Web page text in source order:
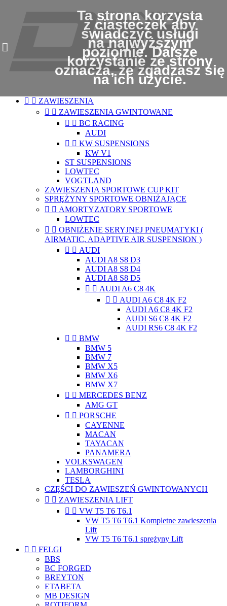
  ZAWIESZENIA
  ZAWIESZENIA GWINTOWANE
  BC RACING
AUDI
  KW SUSPENSIONS
KW V1
ST SUSPENSIONS
LOWTEC
VOGTLAND
ZAWIESZENIA SPORTOWE CUP KIT
SPRĘŻYNY SPORTOWE OBNIŻAJĄCE
  AMORTYZATORY SPORTOWE
LOWTEC
  OBNIŻENIE SERYJNEJ PNEUMATYKI (
AIRMATIC, ADAPTIVE AIR SUSPENSION )
  AUDI
AUDI A8 S8 D3
AUDI A8 S8 D4
AUDI A8 S8 D5
  AUDI A6 C8 4K
  AUDI A6 C8 4K F2
AUDI A6 C8 4K F2
AUDI S6 C8 4K F2
AUDI RS6 C8 4K F2
  BMW
BMW 5
BMW 7
BMW X5
BMW X6
BMW X7
  MERCEDES BENZ
AMG GT
  PORSCHE
CAYENNE
MACAN
TAYACAN
PANAMERA
VOLKSWAGEN
LAMBORGHINI
TESLA
CZĘŚCI DO ZAWIESZEŃ GWINTOWANYCH
  ZAWIESZENIA LIFT
  VW T5 T6 T6.1
VW T5 T6 T6.1 Kompletne zawieszenia
Lift
VW T5 T6 T6.1 sprężyny Lift
  FELGI
BBS
BC FORGED
BREYTON
ETABETA
MB DESIGN
Ta strona korzysta
z ciasteczek aby
świadczyć usługi
na najwyższym
poziomie. Dalsze
korzystanie ze strony
oznacza, że zgadzasz się
na ich użycie.